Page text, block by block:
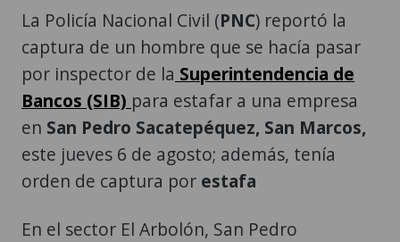
La Policía Nacional Civil (PNC) reportó la
captura de un hombre que se hacía pasar
por inspector de la Superintendencia de
Bancos (SIB) para estafar a una empresa
en San Pedro Sacatepéquez, San Marcos,
este jueves 6 de agosto; además, tenía
orden de captura por estafa
En el sector El Arbolón, San Pedro